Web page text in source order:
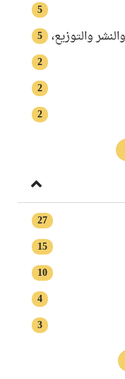
5
5 والتوزيع،
2
2
2
27
15
10
4
3